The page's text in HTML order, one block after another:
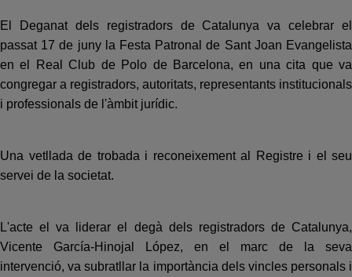
El Deganat dels registradors de Catalunya va celebrar el
passat 17 de juny la Festa Patronal de Sant Joan Evangelista
en el Real Club de Polo de Barcelona, en una cita que va
congregar a registradors, autoritats, representants institucionals
i professionals de l'àmbit jurídic.
Una vetllada de trobada i reconeixement al Registre i el seu
servei de la societat.
L'acte el va liderar el degà dels registradors de Catalunya,
Vicente García-Hinojal López, en el marc de la seva
intervenció, va subratllar la importància dels vincles personals i